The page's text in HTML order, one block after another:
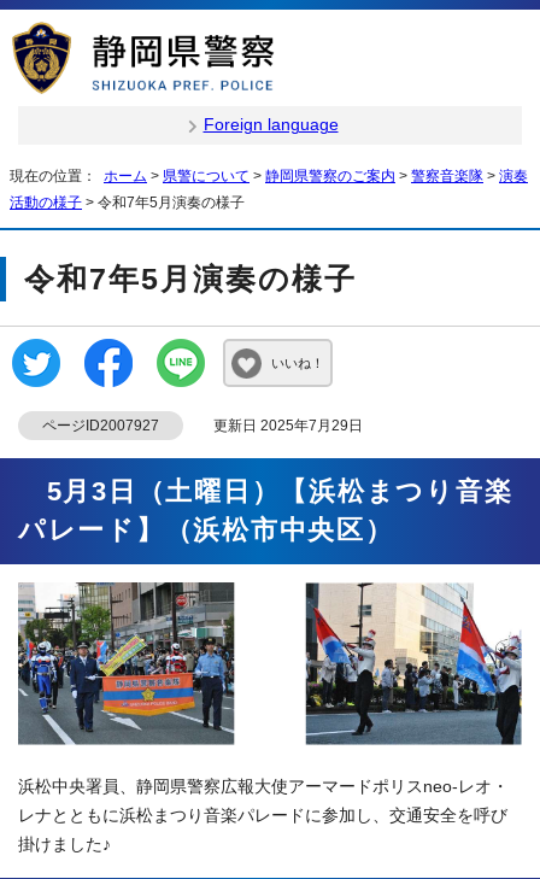
Foreign language
現在の位置： ホーム > 県警について > 静岡県警察のご案内 > 警察音楽隊 > 演奏
活動の様子 > 令和7年5月演奏の様子
令和7年5月演奏の様子
いいね！
ページID2007927 更新日 2025年7月29日
5月3日（土曜日）【浜松まつり音楽
パレード】（浜松市中央区）
浜松中央署員、静岡県警察広報大使アーマードポリスneo-レオ・
レナとともに浜松まつり音楽パレードに参加し、交通安全を呼び
掛けました♪